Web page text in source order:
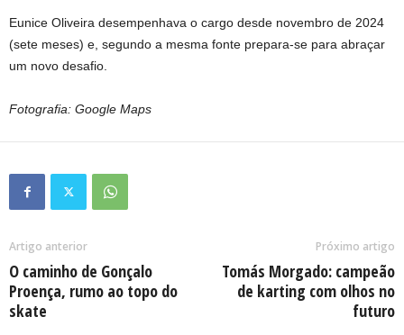
Eunice Oliveira desempenhava o cargo desde novembro de 2024
(sete meses) e, segundo a mesma fonte prepara-se para abraçar
um novo desafio.
Fotografia: Google Maps
Artigo anterior
O caminho de Gonçalo
Proença, rumo ao topo do
skate
Próximo artigo
Tomás Morgado: campeão
de karting com olhos no
futuro